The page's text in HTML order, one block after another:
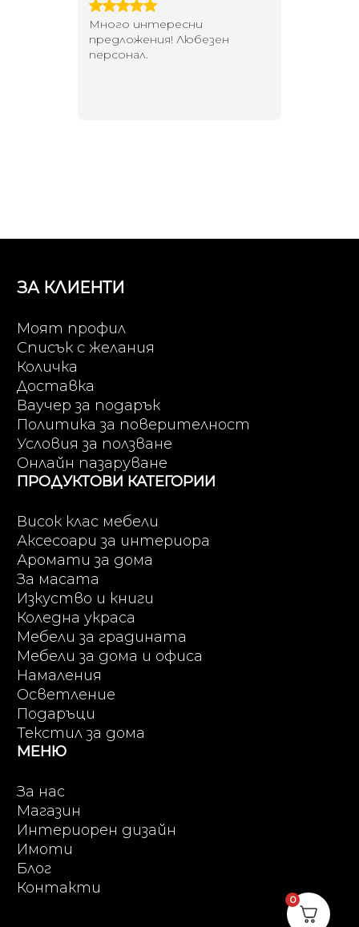
Много интересни
предложения! Любезен
персонал.
ЗА КЛИЕНТИ
Моят профил
Списък с желания
Количка
Доставка
Ваучер за подарък
Политика за поверителност
Условия за ползване
Онлайн пазаруване
ПРОДУКТОВИ КАТЕГОРИИ
Висок клас мебели
Аксесоари за интериора
Аромати за дома
За масата
Изкуство и книги
Коледна украса
Мебели за градината
Мебели за дома и офиса
Намаления
Осветление
Подаръци
Текстил за дома
МЕНЮ
За нас
Магазин
Интериорен дизайн
Имоти
Блог
Контакти
0